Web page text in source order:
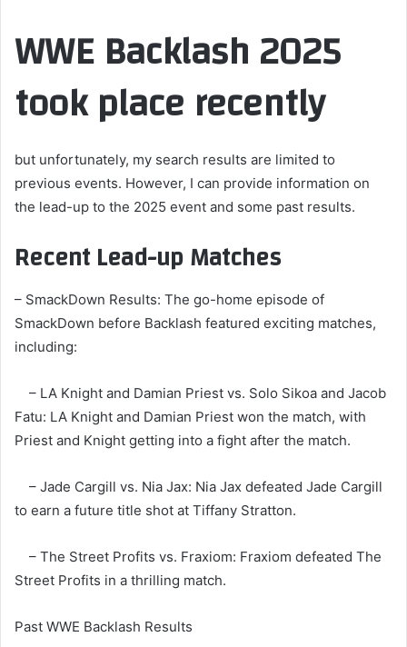
ل
ب
ي
ل
ك
ن
WWE Backlash 2025
took place recently
but unfortunately, my search results are limited to
previous events. However, I can provide information on
the lead-up to the 2025 event and some past results.
Recent Lead-up Matches
– SmackDown Results: The go-home episode of
SmackDown before Backlash featured exciting matches,
including:
– LA Knight and Damian Priest vs. Solo Sikoa and Jacob
Fatu: LA Knight and Damian Priest won the match, with
Priest and Knight getting into a fight after the match.
– Jade Cargill vs. Nia Jax: Nia Jax defeated Jade Cargill
to earn a future title shot at Tiffany Stratton.
– The Street Profits vs. Fraxiom: Fraxiom defeated The
Street Profits in a thrilling match.
Past WWE Backlash Results